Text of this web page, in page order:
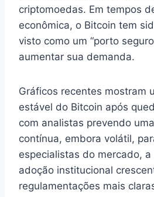
criptomoedas. Em tempos
econômica, o Bitcoin tem
visto como um “porto
aumentar sua demanda.
Gráficos recentes mostram
estável do Bitcoin após
com analistas prevendo
contínua, embora volátil,
especialistas do mercado,
adoção institucional
regulamentações mais